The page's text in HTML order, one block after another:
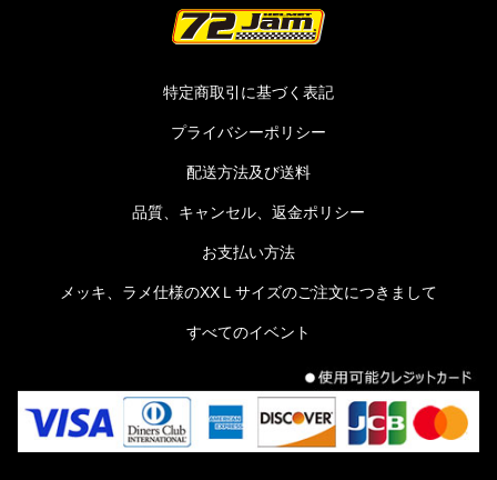
特定商取引に基づく表記
プライバシーポリシー
配送方法及び送料
品質、キャンセル、返金ポリシー
お支払い方法
メッキ、ラメ仕様のXXＬサイズのご注文につきまして
すべてのイベント